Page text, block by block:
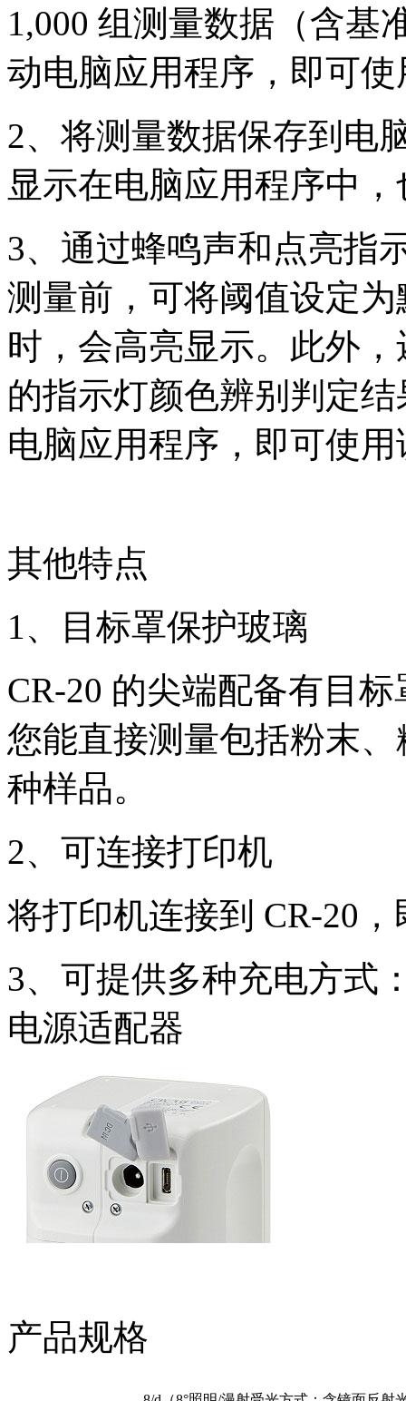
1,000 组测量数据（含基
动电脑应用程序，即可
2、将测量数据保存到电
显示在电脑应用程序中
3、通过蜂鸣声和点亮指
测量前，可将阈值设定
时，会高亮显示。此外
的指示灯颜色辨别判定
电脑应用程序，即可使
其他特点
1、目标罩保护玻璃
CR-20 的尖端配备有目
您能直接测量包括粉末
种样品。
2、可连接打印机
将打印机连接到 CR-20
3、可提供多种充电方式
电源适配器
产品规格